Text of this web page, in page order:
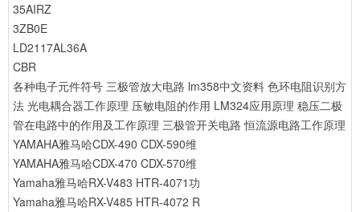
35AIRZ
3ZB0E
LD2117AL36A
CBR
各种电子元件符号 三极管放大电路 lm358中文资料 色环电阻识别方
法 光电耦合器工作原理 压敏电阻的作用 LM324应用原理 稳压二极
管在电路中的作用及工作原理 三极管开关电路 恒流源电路工作原理
YAMAHA雅马哈CDX-490 CDX-590维
YAMAHA雅马哈CDX-470 CDX-570维
Yamaha雅马哈RX-V483 HTR-4071功
Yamaha雅马哈RX-V485 HTR-4072 R